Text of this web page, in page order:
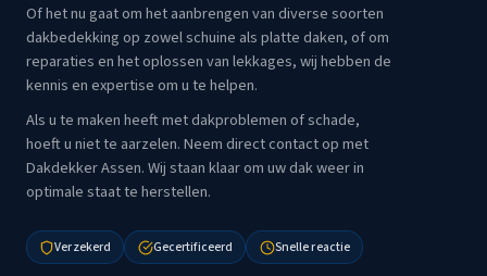
Of het nu gaat om het aanbrengen van diverse soorten
dakbedekking op zowel schuine als platte daken, of om
reparaties en het oplossen van lekkages, wij hebben de
kennis en expertise om u te helpen.
Als u te maken heeft met dakproblemen of schade,
hoeft u niet te aarzelen. Neem direct contact op met
Dakdekker Assen. Wij staan klaar om uw dak weer in
optimale staat te herstellen.
Verzekerd Gecertificeerd Snelle reactie